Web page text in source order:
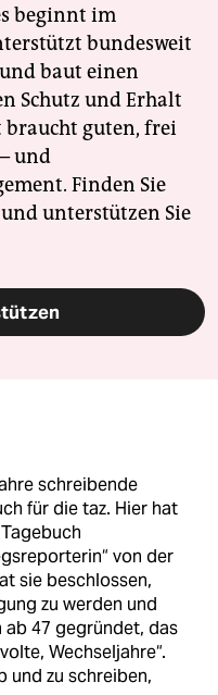
beginnt im
bundesweit
baut einen
Schutz und Erhalt
braucht guten, frei
und
Finden Sie
unterstützen Sie
schreibende
für die taz. Hier hat
von der
sie beschlossen,
zu werden und
ab 47 gegründet, das
Wechseljahre“.
und zu schreiben,